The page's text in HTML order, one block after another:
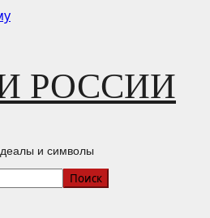
РОССИИ
и символы